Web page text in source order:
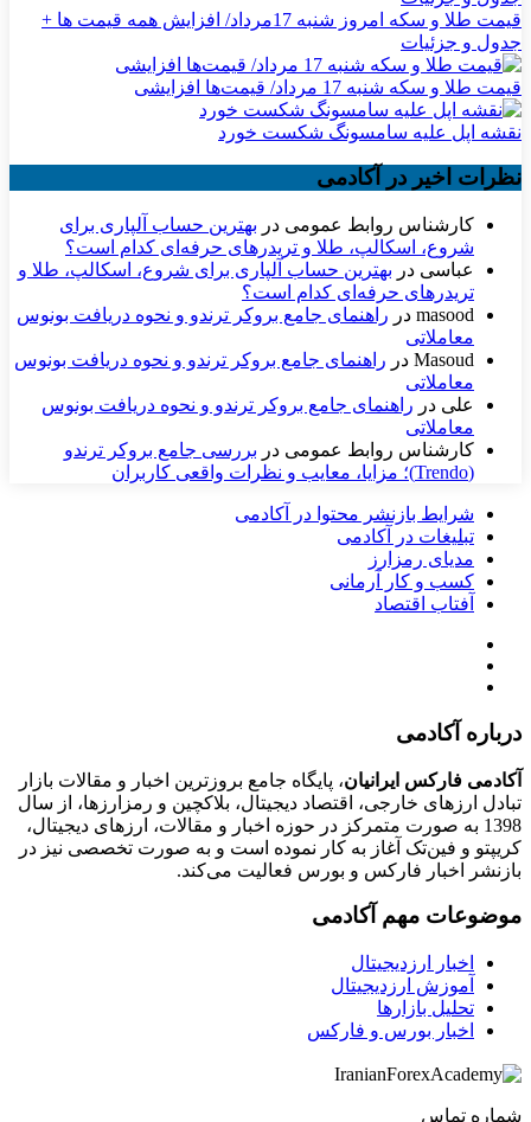
قیمت طلا و سکه امروز شنبه 17مرداد/ افزایش همه قیمت ها +
جدول و جزئیات
قیمت طلا و سکه شنبه 17 مرداد/ قیمت‌ها افزایشی
نقشه اپل علیه سامسونگ شکست خورد
نظرات اخیر در آکادمی
کارشناس روابط عمومی در بهترین حساب آلپاری برای
شروع، اسکالپ، طلا و تریدرهای حرفه‌ای کدام است؟
عباسی در بهترین حساب آلپاری برای شروع، اسکالپ، طلا و
تریدرهای حرفه‌ای کدام است؟
masood در راهنمای جامع بروکر ترندو و نحوه دریافت بونوس
معاملاتی
Masoud در راهنمای جامع بروکر ترندو و نحوه دریافت بونوس
معاملاتی
علی در راهنمای جامع بروکر ترندو و نحوه دریافت بونوس
معاملاتی
کارشناس روابط عمومی در بررسی جامع بروکر ترندو
(Trendo)؛ مزایا، معایب و نظرات واقعی کاربران
شرایط بازنشر محتوا در آکادمی
تبلیغات در آکادمی
مدیای رمزارز
کسب و کار آرمانی
آفتاب اقتصاد
درباره آکادمی
آکادمی فارکس ایرانیان، پایگاه جامع بروزترین اخبار و مقالات بازار
تبادل ارزهای خارجی، اقتصاد دیجیتال، بلاکچین و رمزارزها، از سال
1398 به صورت متمرکز در حوزه اخبار و مقالات، ارزهای‌ دیجیتال،
کریپتو و فین‌تک آغاز به کار نموده است و به صورت تخصصی نیز در
بازنشر اخبار فارکس و بورس فعالیت می‌کند.
موضوعات مهم آکادمی
اخبار ارزدیجیتال
آموزش ارزدیجیتال
تحلیل بازارها
اخبار بورس و فارکس
شماره تماس